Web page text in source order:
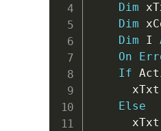
Dim
Dim
Dim I
On
If
      xTxt
Else
      xTxt